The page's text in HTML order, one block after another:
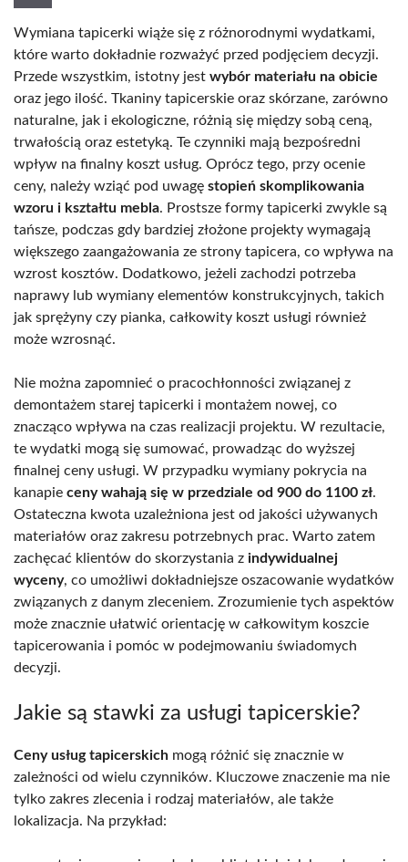
Wymiana tapicerki wiąże się z różnorodnymi wydatkami,
które warto dokładnie rozważyć przed podjęciem decyzji.
Przede wszystkim, istotny jest wybór materiału na obicie
oraz jego ilość. Tkaniny tapicerskie oraz skórzane, zarówno
naturalne, jak i ekologiczne, różnią się między sobą ceną,
trwałością oraz estetyką. Te czynniki mają bezpośredni
wpływ na finalny koszt usług. Oprócz tego, przy ocenie
ceny, należy wziąć pod uwagę stopień skomplikowania
wzoru i kształtu mebla. Prostsze formy tapicerki zwykle są
tańsze, podczas gdy bardziej złożone projekty wymagają
większego zaangażowania ze strony tapicera, co wpływa na
wzrost kosztów. Dodatkowo, jeżeli zachodzi potrzeba
naprawy lub wymiany elementów konstrukcyjnych, takich
jak sprężyny czy pianka, całkowity koszt usługi również
może wzrosnąć.
Nie można zapomnieć o pracochłonności związanej z
demontażem starej tapicerki i montażem nowej, co
znacząco wpływa na czas realizacji projektu. W rezultacie,
te wydatki mogą się sumować, prowadząc do wyższej
finalnej ceny usługi. W przypadku wymiany pokrycia na
kanapie ceny wahają się w przedziale od 900 do 1100 zł.
Ostateczna kwota uzależniona jest od jakości używanych
materiałów oraz zakresu potrzebnych prac. Warto zatem
zachęcać klientów do skorzystania z indywidualnej
wyceny, co umożliwi dokładniejsze oszacowanie wydatków
związanych z danym zleceniem. Zrozumienie tych aspektów
może znacznie ułatwić orientację w całkowitym koszcie
tapicerowania i pomóc w podejmowaniu świadomych
decyzji.
Jakie są stawki za usługi tapicerskie?
Ceny usług tapicerskich mogą różnić się znacznie w
zależności od wielu czynników. Kluczowe znaczenie ma nie
tylko zakres zlecenia i rodzaj materiałów, ale także
lokalizacja. Na przykład: